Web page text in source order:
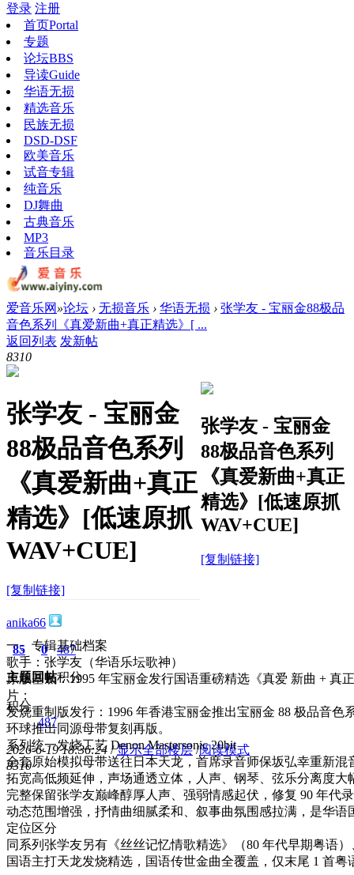
登录 注册
首页Portal
专题
论坛BBS
导读Guide
华语无损
精选音乐
民族无损
DSD-DSF
欧美音乐
试音专辑
纯音乐
DJ舞曲
古典音乐
MP3
音乐目录
爱音乐网 »论坛 › 无损音乐 › 华语无损 › 张学友 - 宝丽金88极品
音色系列《真爱新曲+真正精选》[ ...
返回列表 发新帖
8310
张学友 - 宝丽金
88极品音色系列
《真爱新曲+真正
精选》[低速原抓
WAV+CUE]
[复制链接]
张学友 - 宝丽金
88极品音色系列
《真爱新曲+真正
精选》[低速原抓
WAV+CUE]
[复制链接]
anika66
85
主题
0
回帖
487
积分
积分
487
2026-6-19 18:36:24 / 显示全部楼层 /阅读模式
8310
一、专辑基础档案
歌手：张学友（华语乐坛歌神）
原版基底：1995 年宝丽金发行国语重磅精选《真爱 新曲 + 真
片；
发烧重制版发行：1996 年香港宝丽金推出宝丽金 88 极品音色
环球推出同源母带复刻再版。
系列统一发烧工艺 Denon Mastersonic 20bit
全套原始模拟母带送往日本天龙，首席录音师保坂弘幸重新混
拓宽高低频延伸，声场通透立体，人声、钢琴、弦乐分离度大
完整保留张学友巅峰醇厚人声、强弱情感起伏，修复 90 年代
动态范围增强，抒情曲细腻柔和、叙事曲氛围感拉满，是华语
定位区分
同系列张学友另有《丝丝记忆情歌精选》（80 年代早期粤语
国语主打天龙发烧精选，国语传世金曲全覆盖，仅末尾 1 首粤